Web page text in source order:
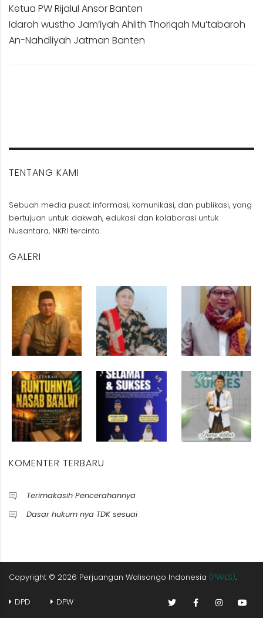
Ketua PW Rijalul Ansor Banten
Idaroh wustho Jam’iyah Ahlith Thoriqah Mu’tabaroh
An-Nahdliyah Jatman Banten
TENTANG KAMI
Sebuah media pusat informasi, komunikasi, dan publikasi, yang
bertujuan untuk: dakwah, edukasi dan kolaborasi untuk
Nusantara, NKRI tercinta.
GALERI
KOMENTER TERBARU
Terimakasih Pencerahannya
Dasar hukum nya TDK sesuai
Copyright © 2026 Perjuangan Walisongo Indonesia (PWILS).
DPD DPW